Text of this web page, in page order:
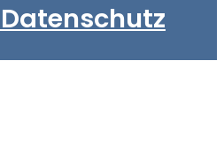
Datenschutz